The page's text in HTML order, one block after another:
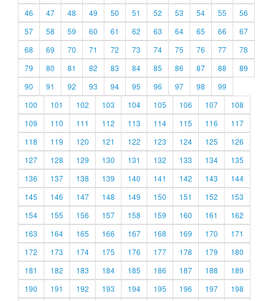
46
47 48 49 50 51 52 53 54 55
56
57
58 59 60 61 62 63 64 65 66
67
68
69 70 71 72 73 74 75 76 77
78
79
80 81 82 83 84 85 86 87 88
89
90
91 92 93 94 95 96 97 98
99
100
101 102 103 104 105 106 107
108
109
110 111 112 113 114 115 116
117
118
119 120 121 122 123 124 125
126
127
128 129 130 131 132 133 134
135
136
137 138 139 140 141 142 143
144
145
146 147 148 149 150 151 152
153
154
155 156 157 158 159 160 161
162
163
164 165 166 167 168 169 170
171
172
173 174 175 176 177 178 179
180
181
182 183 184 185 186 187 188
189
190
191 192 193 194 195 196 197
198